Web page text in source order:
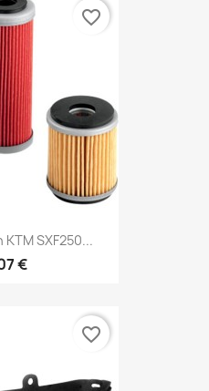
SXF250...
€
favorite_border
favorite_border